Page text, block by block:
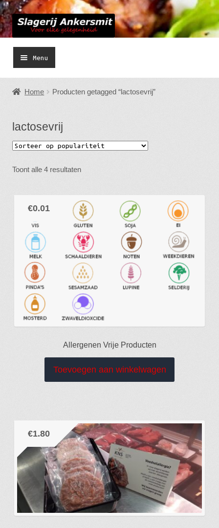
Ga
door
naar
navigatie
Ga
naar
de
inhoudMenu
Home Slagerij
Barbecue
Gourmet
Smulplank / Hapjespan
Week Reclame
Cadeau Tips
Gebruiksaanwijzing
Openingstijden
Home Producten getagged “lactosevrij”
lactosevrij
Toont alle 4 resultatenGesorteerd
Allergenen Vrije Producten
€0.01
Toevoegen aan winkelwagen
€1.80